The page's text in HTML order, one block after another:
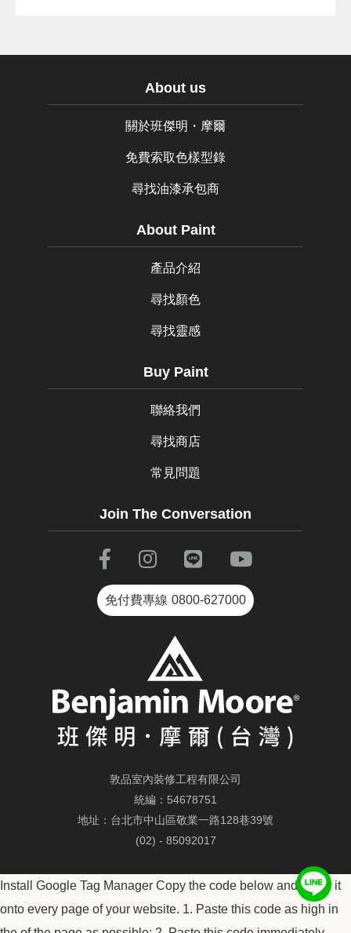
敦品室內裝修工程有限公司
統編：54678751
地址：台北市中山區敬業一路128巷39號
(02) - 85092017
About us
關於班傑明・摩爾
免費索取色樣型錄
尋找油漆承包商
About Paint
產品介紹
尋找顏色
尋找靈感
Buy Paint
聯絡我們
尋找商店
常見問題
Join The Conversation
免付費專線 0800-627000
Install Google Tag Manager Copy the code below and paste it
onto every page of your website. 1. Paste this code as high in